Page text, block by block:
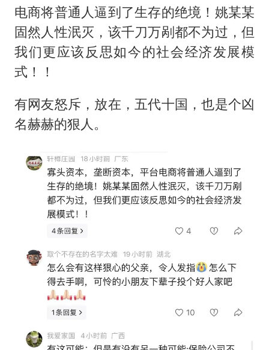
电商将普通人逼到了生存的绝境！姚某某
固然人性泯灭，该千刀万剐都不为过，但
我们更应该反思如今的社会经济发展模
式！！
有网友怒斥，放在，五代十国，也是个凶
名赫赫的狠人。